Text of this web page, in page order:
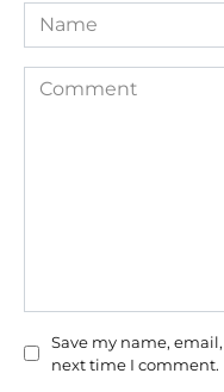
Name
Comment
Save my name,
next time I comment.